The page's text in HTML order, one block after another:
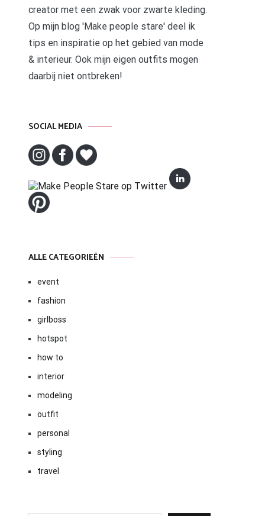
creator met een zwak voor zwarte kleding.
Op mijn blog 'Make people stare' deel ik
tips en inspiratie op het gebied van mode
& interieur. Ook mijn eigen outfits mogen
daarbij niet ontbreken!
SOCIAL MEDIA
ALLE CATEGORIEËN
event
fashion
girlboss
hotspot
how to
interior
modeling
outfit
personal
styling
travel